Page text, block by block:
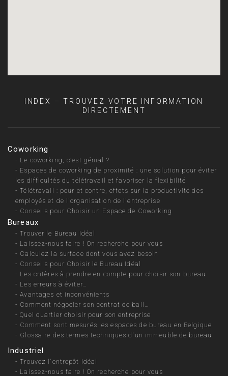
INDEX – TROUVEZ VOTRE INFORMATION
DIRECTEMENT
Coworking
- Le coworking, c’est génial ?
- Espaces de coworking de proximité : une solution pour éviter
les difficultés du télétravail et favoriser la flexibilité
-Télétravail : pour et contre, effets sur la productivité des
employés et de l'organisation de l'entreprise
- Conseils pour Choisir un Espace de Coworking
Bureaux
-Trouver le Bureau Idéal
- Laissez-nous faire ! On recherche pour vous
- Calculez la surface dont vous avez besoin
- Conseils pour Choisir le Bureau Idéal
- Les critères à prendre en compte pour choisir son bureau
- Les erreurs à éviter…
-Avantages et inconvénients
- Comment négocier son contrat de bail…
-Quel quartier choisir pour son entreprise
- Comment sont mesurés les espaces de bureau en Belgique
- Glossaire des termes techniques d'un immeuble de bureau
Industriel
-Trouvez l'entrepôt idéal
- Laissez-nous faire ! On recherche pour vous